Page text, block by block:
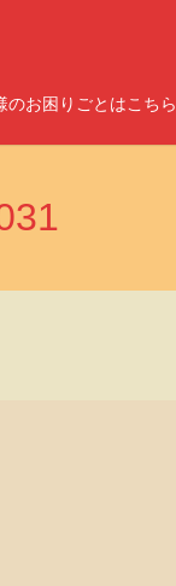
のお困りごとはこちら